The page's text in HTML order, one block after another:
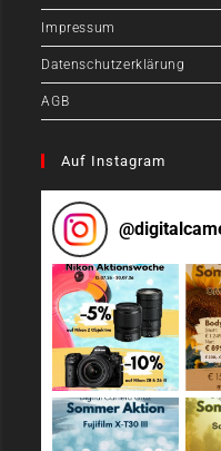
Impressum
Datenschutzerklärung
AGB
Auf Instagram
@